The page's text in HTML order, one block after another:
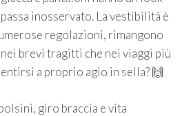
inosservato. La vestibilità è
regolazioni, rimangono
brevi tragitti che nei viaggi più
a proprio agio in sella? 🙌
giro braccia e vita